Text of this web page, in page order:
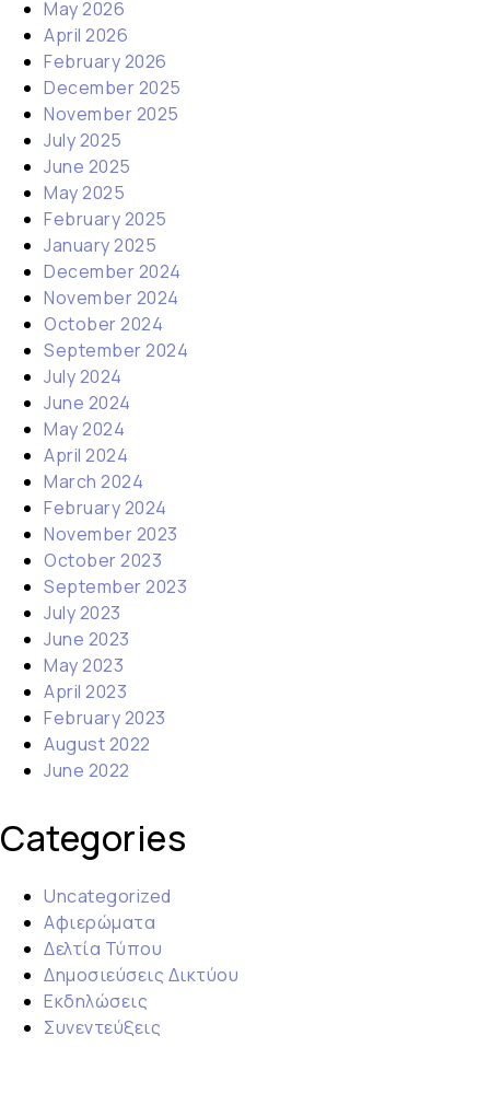
May 2026
April 2026
February 2026
December 2025
November 2025
July 2025
June 2025
May 2025
February 2025
January 2025
December 2024
November 2024
October 2024
September 2024
July 2024
June 2024
May 2024
April 2024
March 2024
February 2024
November 2023
October 2023
September 2023
July 2023
June 2023
May 2023
April 2023
February 2023
August 2022
June 2022
Categories
Uncategorized
Αφιερώματα
Δελτία Τύπου
Δημοσιεύσεις Δικτύου
Εκδηλώσεις
Συνεντεύξεις